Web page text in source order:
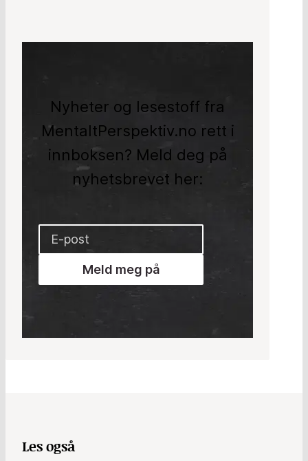
Nyheter og lesestoff fra
MentaltPerspektiv.no rett i
innboksen? Meld deg på
nyhetsbrevet her:
Meld meg på
Les også